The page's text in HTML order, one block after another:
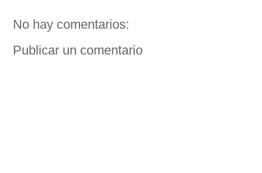
No hay comentarios:
Publicar un comentario